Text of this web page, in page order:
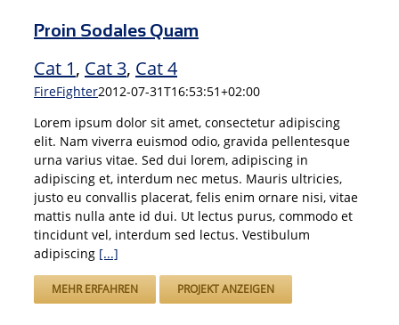
Proin Sodales Quam
Cat 1, Cat 3, Cat 4
FireFighter2012-07-31T16:53:51+02:00
Lorem ipsum dolor sit amet, consectetur adipiscing
elit. Nam viverra euismod odio, gravida pellentesque
urna varius vitae. Sed dui lorem, adipiscing in
adipiscing et, interdum nec metus. Mauris ultricies,
justo eu convallis placerat, felis enim ornare nisi, vitae
mattis nulla ante id dui. Ut lectus purus, commodo et
tincidunt vel, interdum sed lectus. Vestibulum
adipiscing [...]
MEHR ERFAHREN PROJEKT ANZEIGEN